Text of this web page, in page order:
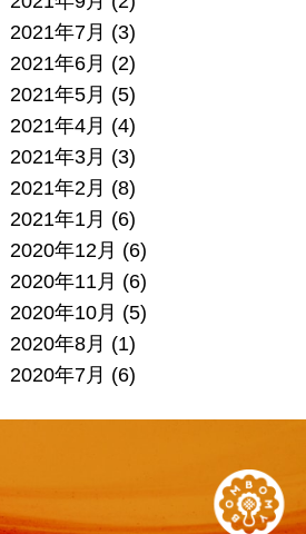
2021年7月 (3)
2021年6月 (2)
2021年5月 (5)
2021年4月 (4)
2021年3月 (3)
2021年2月 (8)
2021年1月 (6)
2020年12月 (6)
2020年11月 (6)
2020年10月 (5)
2020年8月 (1)
2020年7月 (6)